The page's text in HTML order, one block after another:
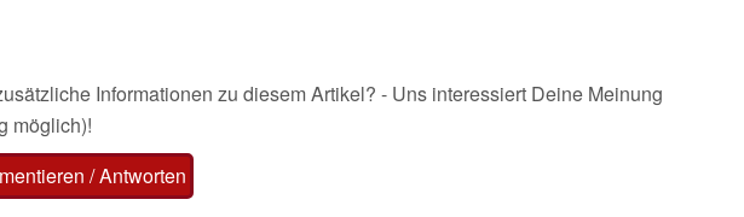
Informationen zu diesem Artikel? - Uns interessiert Deine Meinung
möglich)!
/ Antworten